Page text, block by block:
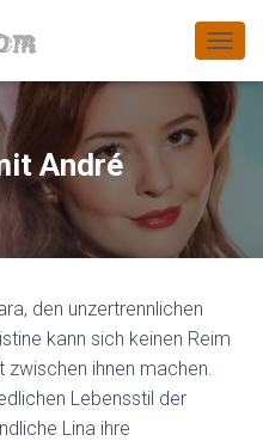
André
den unzertrennlichen
kann sich keinen Reim
zwischen ihnen machen.
Lebensstil der
Lina ihre